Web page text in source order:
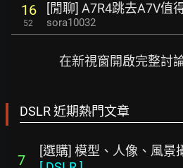
16
52
[閒聊] A7R4跳去A7V值
sora10032
在新視窗開啟完整討
DSLR 近期熱門文章
7
[選購] 模型、人像、風景